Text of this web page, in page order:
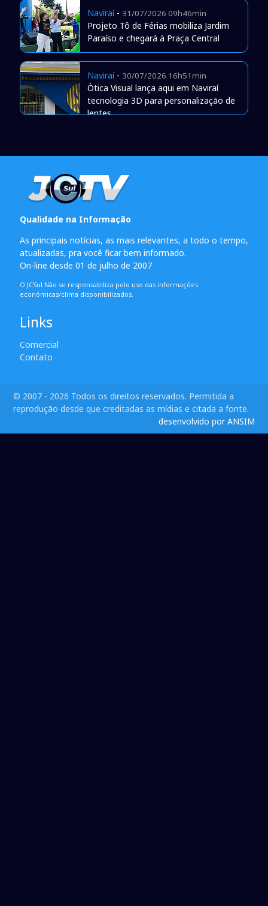
Naviraí- 31/07/2026 09h46min
Projeto Tô de Férias mobiliza Jardim
Paraíso e chegará à Praça Central
Naviraí- 30/07/2026 16h51min
Òtica Visual lança aqui em Naviraí
tecnologia 3D para personalização de
lentes
Qualidade na Informação
As principais notícias, as mais relevantes, a todo o tempo,
atualizadas, pra você ficar bem informado.
On-line desde 01 de julho de 2007
O JCSul Não se responsabiliza pelo uso das informações
econômicas/clima disponibilizados.
Links
Comercial
Contato
© 2007 - 2026 Todos os direitos reservados. Permitida a
reprodução desde que creditadas as mídias e citada a fonte.
desenvolvido por ANSIM